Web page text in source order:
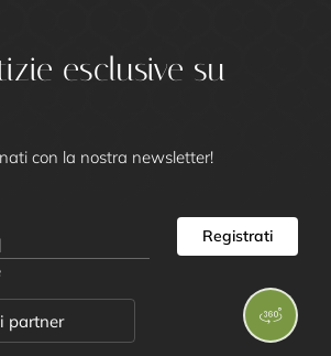
esclusive su
con la nostra newsletter!
Registrati
partner